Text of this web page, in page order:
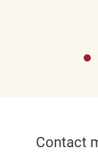
Contact